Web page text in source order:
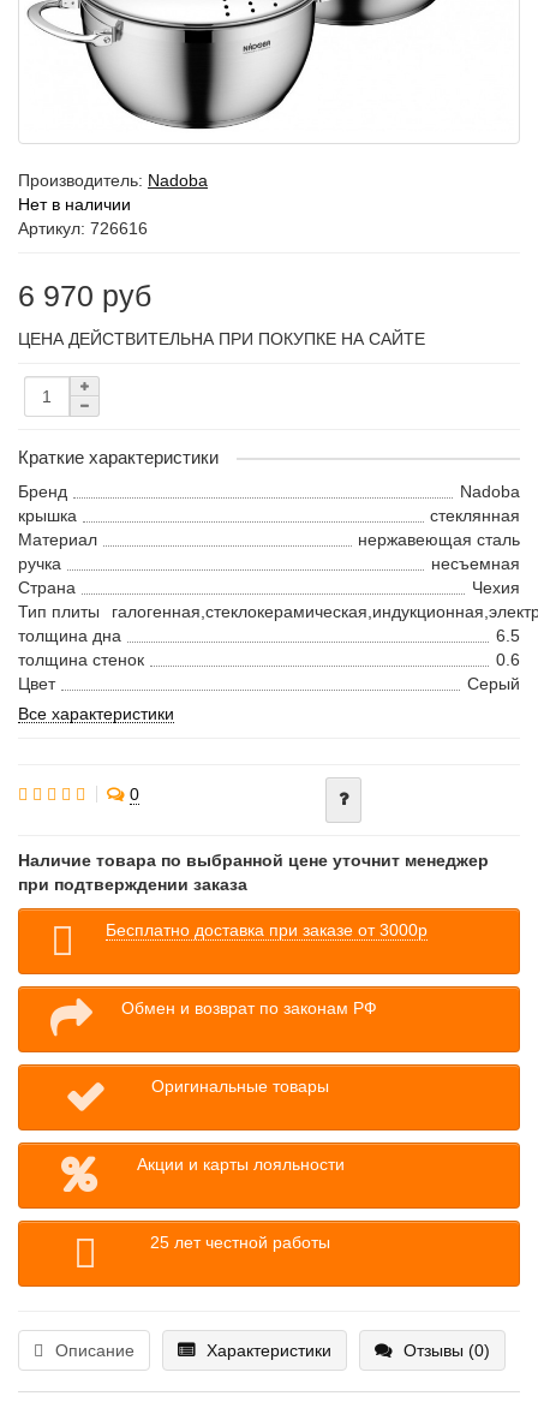
Производитель: Nadoba
Нет в наличии
Артикул: 726616
6 970 руб
ЦЕНА ДЕЙСТВИТЕЛЬНА ПРИ ПОКУПКЕ НА САЙТЕ
Краткие характеристики
Бренд
Nadoba
крышка
стеклянная
Материал
нержавеющая сталь
ручка
несъемная
Страна
Чехия
Тип плиты
толщина дна
6.5
толщина стенок
0.6
Цвет
Серый
Все характеристики
0
Наличие товара по выбранной цене уточнит менеджер
при подтверждении заказа
Бесплатно доставка при заказе от 3000р
Обмен и возврат по законам РФ
Оригинальные товары
Акции и карты лояльности
25 лет честной работы
Описание Характеристики Отзывы (0)